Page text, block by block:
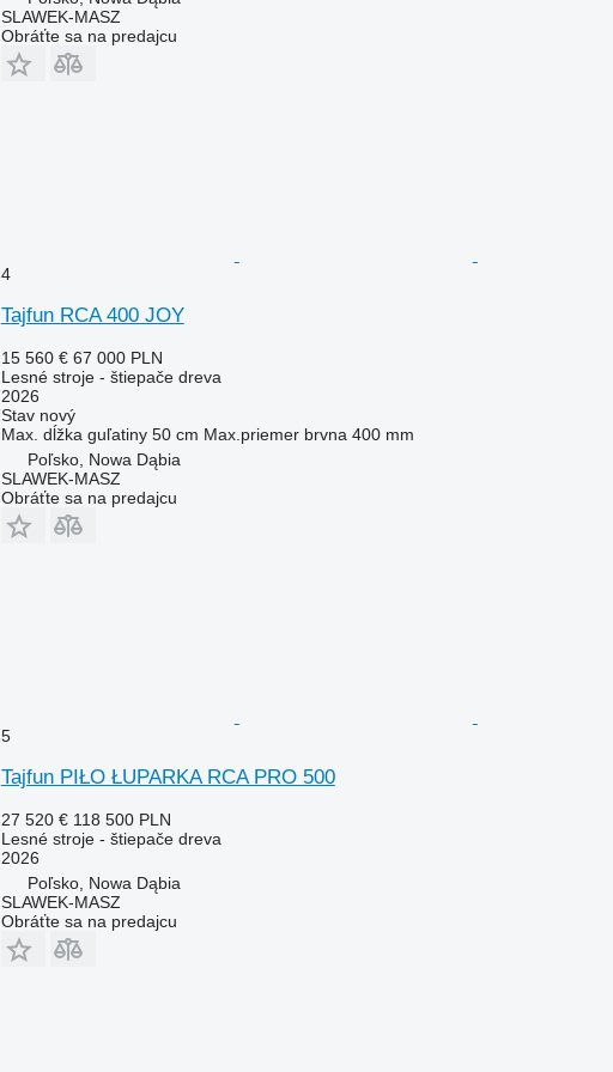
SLAWEK-MASZ
Obráťte sa na predajcu
4
Tajfun RCA 400 JOY
15 560 € 67 000 PLN
Lesné stroje - štiepače dreva
2026
Stavnový
Max. dĺžka guľatiny 50 cm Max.priemer brvna 400 mm
Poľsko, Nowa Dąbia
SLAWEK-MASZ
Obráťte sa na predajcu
5
Tajfun PIŁO ŁUPARKA RCA PRO 500
27 520 € 118 500 PLN
Lesné stroje - štiepače dreva
2026
Poľsko, Nowa Dąbia
SLAWEK-MASZ
Obráťte sa na predajcu